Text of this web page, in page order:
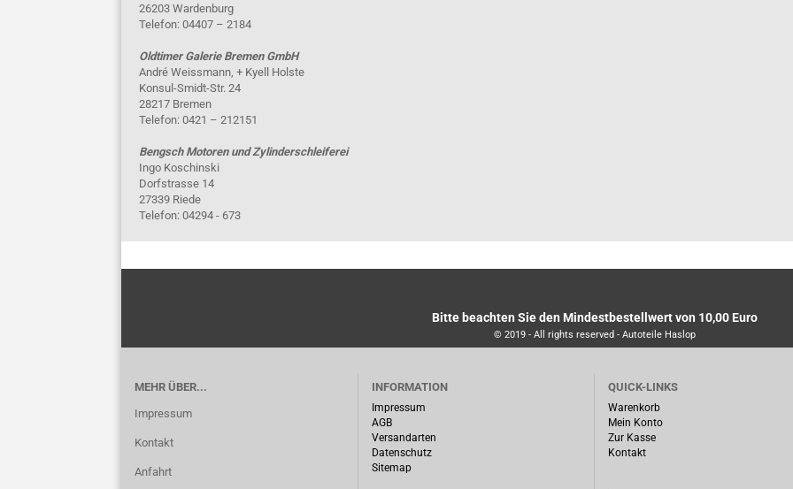
26203 Wardenburg
Telefon: 04407 – 2184
Oldtimer Galerie Bremen GmbH
André Weissmann, + Kyell Holste
Konsul-Smidt-Str. 24
28217 Bremen
Telefon: 0421 – 212151
Bengsch Motoren und Zylinderschleiferei
Ingo Koschinski
Dorfstrasse 14
27339 Riede
Telefon: 04294 - 673
Bitte beachten Sie den Mindestbestellwert von 10,00 Euro
© 2019 - All rights reserved - Autoteile Haslop
MEHR ÜBER...
Impressum
Kontakt
Anfahrt
INFORMATION
Impressum
AGB
Versandarten
Datenschutz
Sitemap
QUICK-LINKS
Warenkorb
Mein Konto
Zur Kasse
Kontakt